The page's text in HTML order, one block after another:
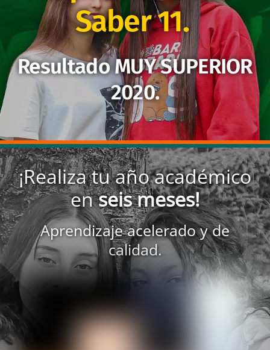
Saber 11.
Resultado MUY SUPERIOR
2020.
¡Realiza tu año académico
enseis meses!
Aprendizaje acelerado y de
calidad.